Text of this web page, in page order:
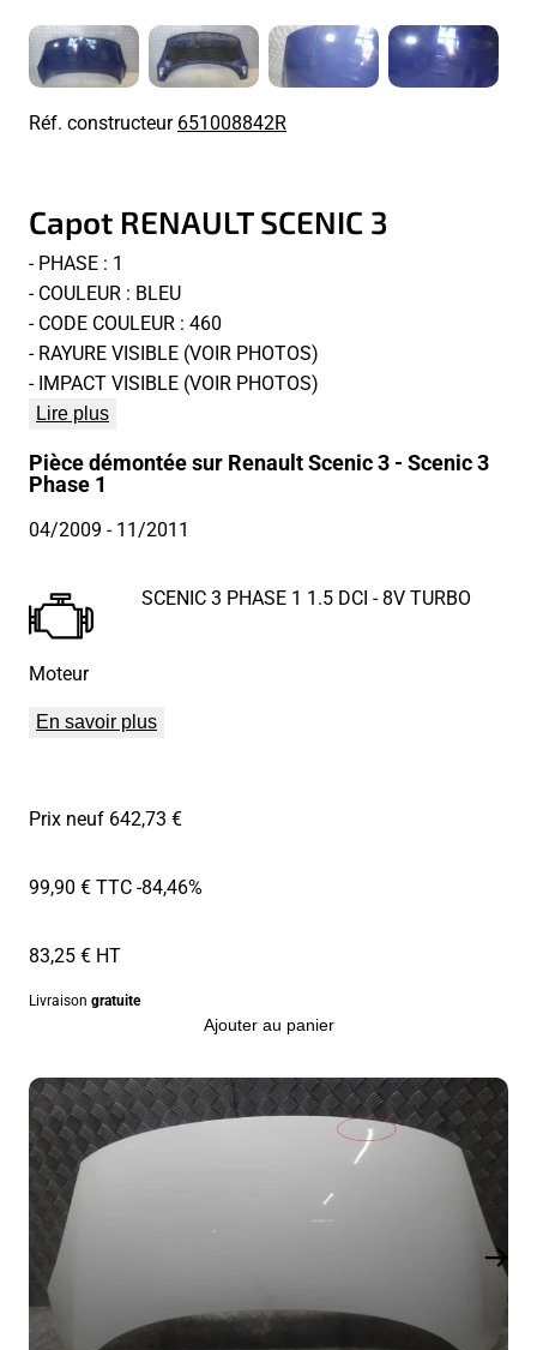
Réf. constructeur651008842R
Capot RENAULT SCENIC 3
- PHASE : 1
- COULEUR : BLEU
- CODE COULEUR : 460
- RAYURE VISIBLE (VOIR PHOTOS)
- IMPACT VISIBLE (VOIR PHOTOS)
Lire plus
Pièce démontée sur Renault Scenic 3 - Scenic 3
Phase 1
04/2009 - 11/2011
Moteur
SCENIC 3 PHASE 1 1.5 DCI - 8V TURBO
En savoir plus
Prix neuf 642,73 €
99,90 € TTC-84,46%
83,25 € HT
Livraison gratuite
Ajouter au panier